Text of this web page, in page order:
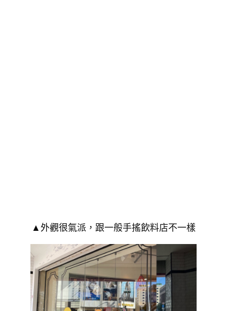
▲外觀很氣派，跟一般手搖飲料店不一樣